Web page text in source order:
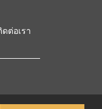
ดต่อเรา